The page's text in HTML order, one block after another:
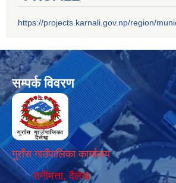
https://projects.karnali.gov.np/region/
सम्पर्क विवरण
गुराँस गाउँपालिका कार्यालय
रानीमत्ता, दैलेख